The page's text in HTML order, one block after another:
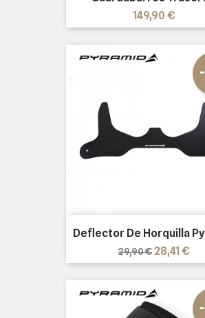
Precio
149,90 €
Deflector De Horquilla
Precio
base
29,90 € Precio
28,41 €